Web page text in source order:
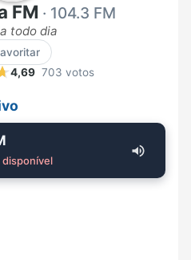
FM · 104.3 FM
todo dia
4,69 703 votos
disponível